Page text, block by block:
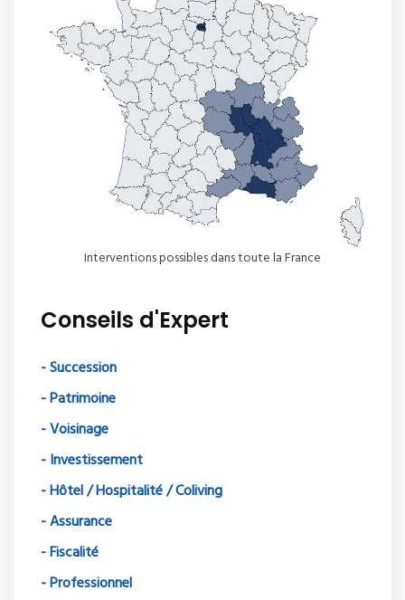
Interventions possibles dans toute la France
Conseils d'Expert
- Succession
- Patrimoine
- Voisinage
- Investissement
- Hôtel / Hospitalité / Coliving
- Assurance
- Fiscalité
- Professionnel